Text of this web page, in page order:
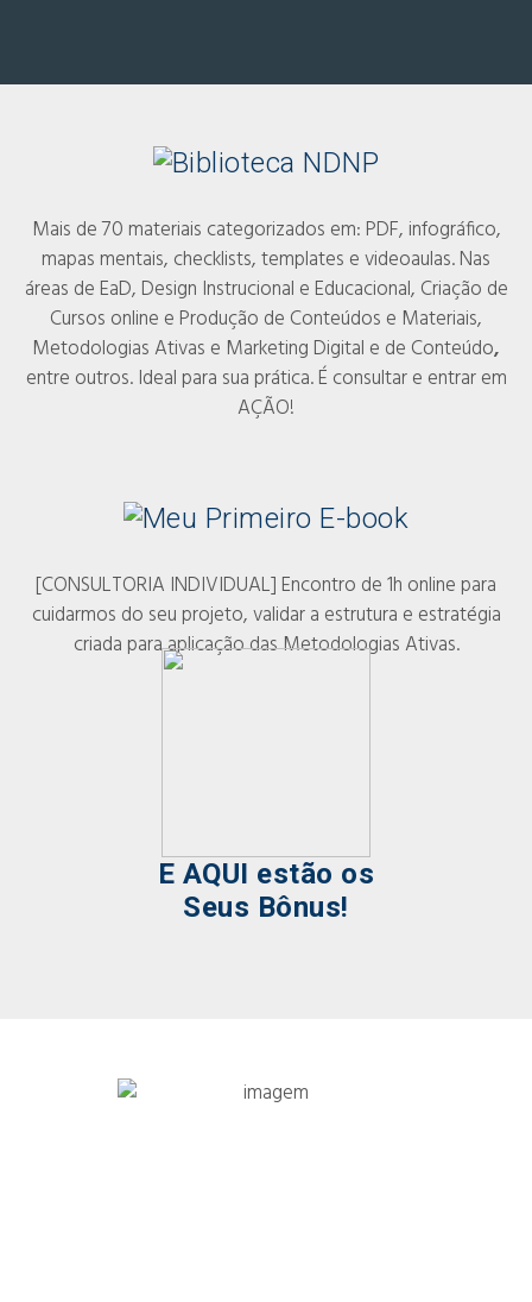
Mais de 70 materiais categorizados em: PDF, infográfico,
mapas mentais, checklists, templates e videoaulas. Nas
áreas de EaD, Design Instrucional e Educacional, Criação de
Cursos online e Produção de Conteúdos e Materiais,
Metodologias Ativas e Marketing Digital e de Conteúdo,
entre outros. Ideal para sua prática. É consultar e entrar em
AÇÃO!
[CONSULTORIA INDIVIDUAL] Encontro de 1h online para
cuidarmos do seu projeto, validar a estrutura e estratégia
criada para aplicação das Metodologias Ativas.
E AQUI estão os
Seus Bônus!